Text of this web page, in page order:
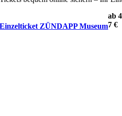
Einzelticket ZÜNDAPP Museum
ab
7 €